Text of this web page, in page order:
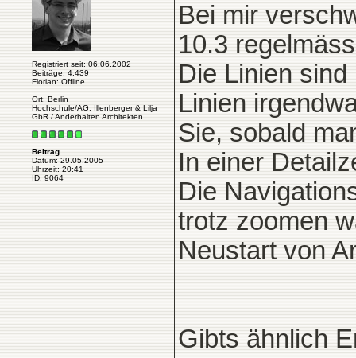
Registriert seit: 06.06.2002
Beiträge: 4.439
Florian: Offline
Ort: Berlin
Hochschule/AG: Illenberger & Lilja
GbR / Anderhalten Architekten
Beitrag
Datum: 29.05.2005
Uhrzeit: 20:41
ID: 9064
Bei mir
10.3
Die Linien
Linien
Sie, sobald
In einer
Die
trotz zoomen
Neustart von
Gibts ähnlich